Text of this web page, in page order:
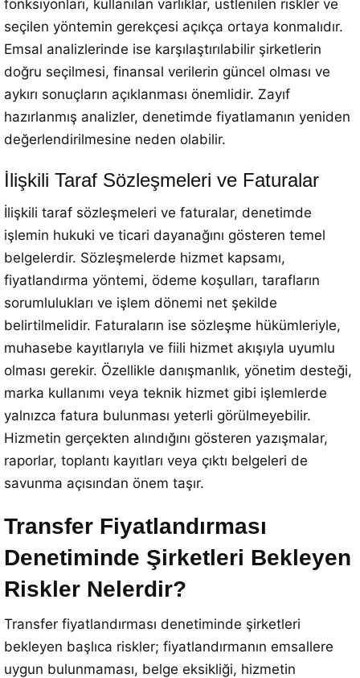
fonksiyonları, kullanılan varlıklar, üstlenilen riskler ve
seçilen yöntemin gerekçesi açıkça ortaya konmalıdır.
Emsal analizlerinde ise karşılaştırılabilir şirketlerin
doğru seçilmesi, finansal verilerin güncel olması ve
aykırı sonuçların açıklanması önemlidir. Zayıf
hazırlanmış analizler, denetimde fiyatlamanın yeniden
değerlendirilmesine neden olabilir.
İlişkili Taraf Sözleşmeleri ve Faturalar
İlişkili taraf sözleşmeleri ve faturalar, denetimde
işlemin hukuki ve ticari dayanağını gösteren temel
belgelerdir. Sözleşmelerde hizmet kapsamı,
fiyatlandırma yöntemi, ödeme koşulları, tarafların
sorumlulukları ve işlem dönemi net şekilde
belirtilmelidir. Faturaların ise sözleşme hükümleriyle,
muhasebe kayıtlarıyla ve fiili hizmet akışıyla uyumlu
olması gerekir. Özellikle danışmanlık, yönetim desteği,
marka kullanımı veya teknik hizmet gibi işlemlerde
yalnızca fatura bulunması yeterli görülmeyebilir.
Hizmetin gerçekten alındığını gösteren yazışmalar,
raporlar, toplantı kayıtları veya çıktı belgeleri de
savunma açısından önem taşır.
Transfer Fiyatlandırması
Denetiminde Şirketleri Bekleyen
Riskler Nelerdir?
Transfer fiyatlandırması denetiminde şirketleri
bekleyen başlıca riskler; fiyatlandırmanın emsallere
uygun bulunmaması, belge eksikliği, hizmetin